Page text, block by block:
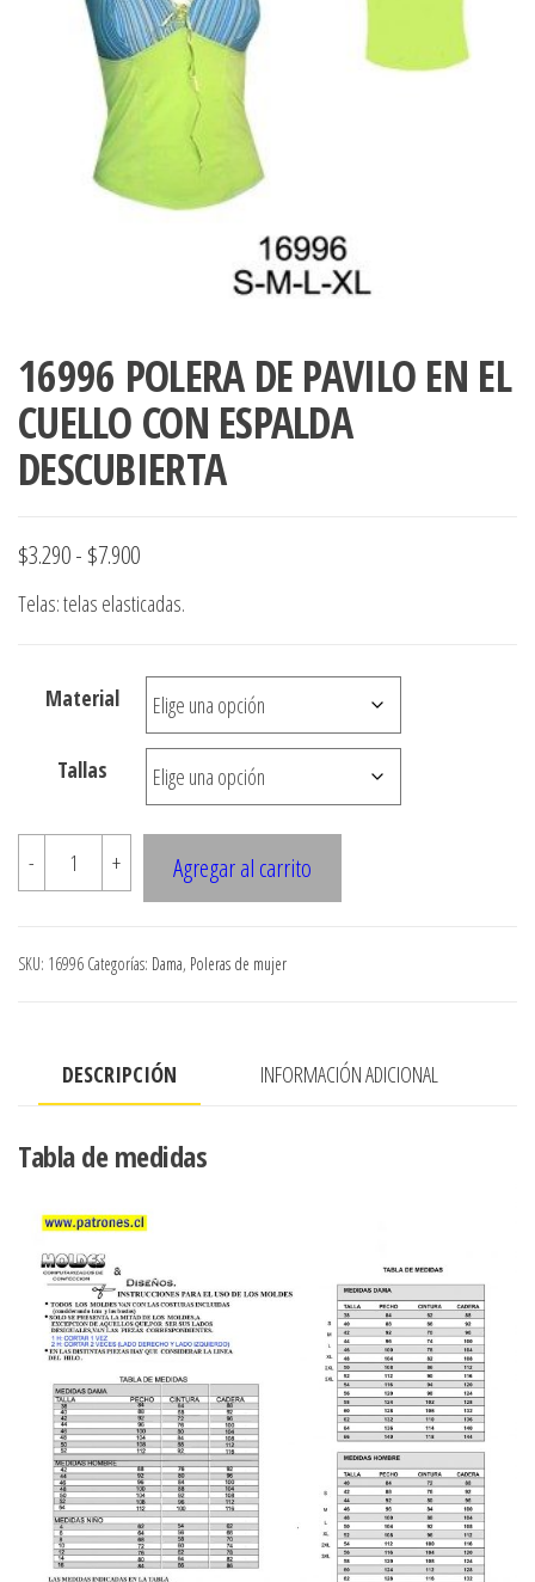
accumark ,
pdf , Moldes
ropa,
Ploteo y
Santiago-
Chile.
16996 POLERA DE PAVILO EN EL
CUELLO CON ESPALDA
DESCUBIERTA
$3.290- $7.900Rango
de
desde
$3.290
hasta
$7.900
Telas: telas elasticadas.
Material
Tallas
-
16996
POLERA
PAVILO
CON
DESCUBIERTA
+ Agregar al carrito
SKU: 16996 Categorías: Dama, Poleras de mujer
DESCRIPCIÓN INFORMACIÓN ADICIONAL
Tabla de medidas